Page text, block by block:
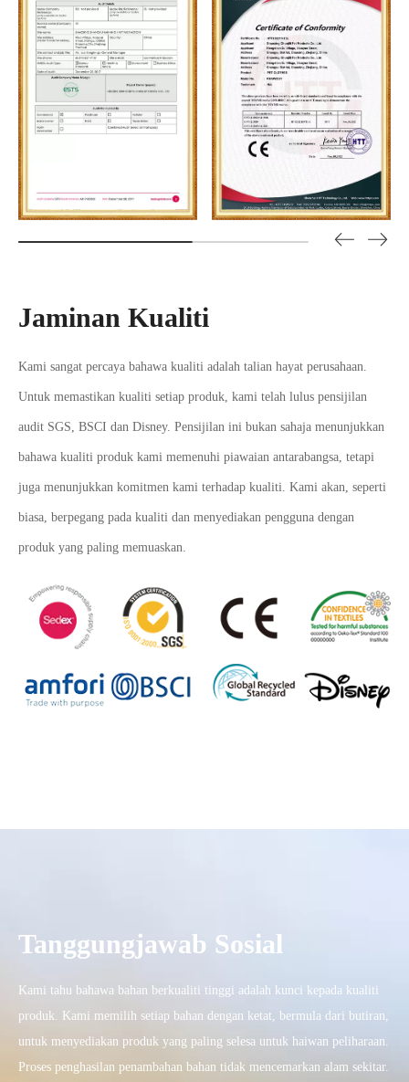
Jaminan Kualiti
Kami sangat percaya bahawa kualiti adalah talian hayat perusahaan.
Untuk memastikan kualiti setiap produk, kami telah lulus pensijilan
audit SGS, BSCI dan Disney. Pensijilan ini bukan sahaja menunjukkan
bahawa kualiti produk kami memenuhi piawaian antarabangsa, tetapi
juga menunjukkan komitmen kami terhadap kualiti. Kami akan, seperti
biasa, berpegang pada kualiti dan menyediakan pengguna dengan
produk yang paling memuaskan.
Tanggungjawab Sosial
Kami tahu bahawa bahan berkualiti tinggi adalah kunci kepada kualiti
produk. Kami memilih setiap bahan dengan ketat, bermula dari butiran,
untuk menyediakan produk yang paling selesa untuk haiwan peliharaan.
Proses penghasilan penambahan bahan tidak mencemarkan alam sekitar.